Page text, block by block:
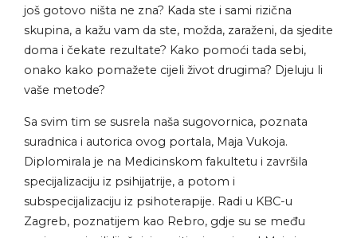
još gotovo ništa ne zna? Kada ste i sami rizična
skupina, a kažu vam da ste, možda, zaraženi, da sjedite
doma i čekate rezultate? Kako pomoći tada sebi,
onako kako pomažete cijeli život drugima? Djeluju li
vaše metode?
Sa svim tim se susrela naša sugovornica, poznata
suradnica i autorica ovog portala, Maja Vukoja.
Diplomirala je na Medicinskom fakultetu i završila
specijalizaciju iz psihijatrije, a potom i
subspecijalizaciju iz psihoterapije. Radi u KBC-u
Zagreb, poznatijem kao Rebro, gdje su se među